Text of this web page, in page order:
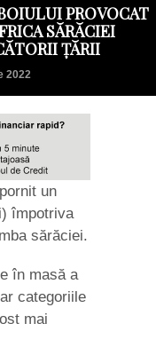
PROVOCAT
SĂRĂCIEI
ȚĂRII
2022
un
împotriva
sărăciei.
în masă a
categoriile
mai